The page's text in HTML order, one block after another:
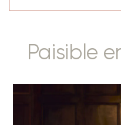
Paisible